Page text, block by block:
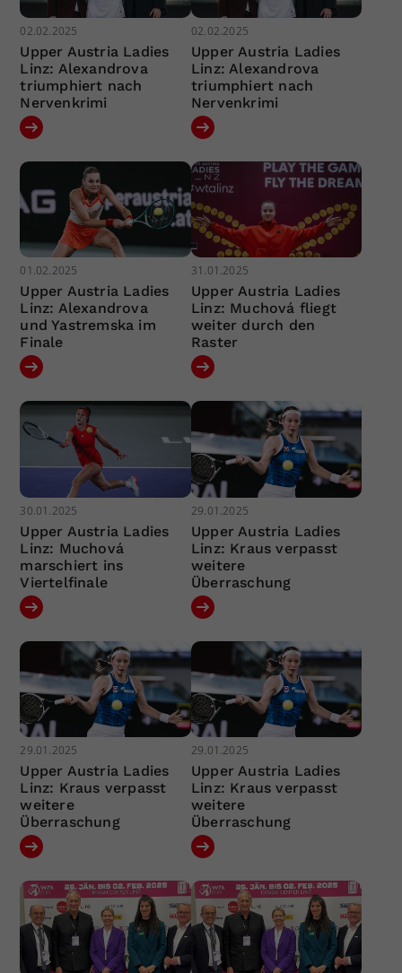
02.02.2025
Upper Austria Ladies
Linz: Alexandrova
triumphiert nach
Nervenkrimi
02.02.2025
Upper Austria Ladies
Linz: Alexandrova
triumphiert nach
Nervenkrimi
01.02.2025
Upper Austria Ladies
Linz: Alexandrova
und Yastremska im
Finale
31.01.2025
Upper Austria Ladies
Linz: Muchová fliegt
weiter durch den
Raster
30.01.2025
Upper Austria Ladies
Linz: Muchová
marschiert ins
Viertelfinale
29.01.2025
Upper Austria Ladies
Linz: Kraus verpasst
weitere
Überraschung
29.01.2025
Upper Austria Ladies
Linz: Kraus verpasst
weitere
Überraschung
29.01.2025
Upper Austria Ladies
Linz: Kraus verpasst
weitere
Überraschung